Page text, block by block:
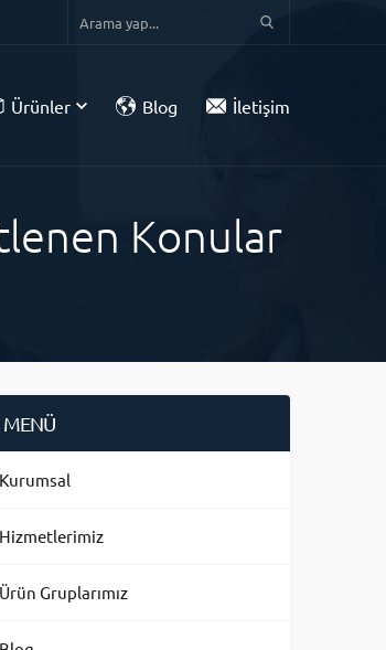
Ürünler Blog İletişim
Konular
MENÜ
Kurumsal
Hizmetlerimiz
Ürün Gruplarımız